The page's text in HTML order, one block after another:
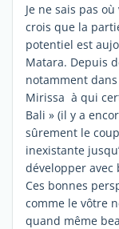
Je ne sais pas
crois que la
potentiel est
Matara. Depuis
notamment
Mirissa à qui
Bali » (il y a
sûrement le
inexistante
développer avec
Ces bonnes
comme le vôtre
quand même